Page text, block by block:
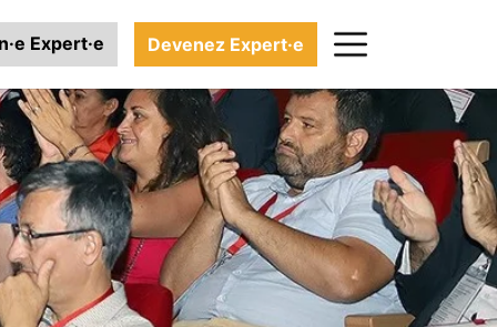
Expert·e Devenez Expert·e